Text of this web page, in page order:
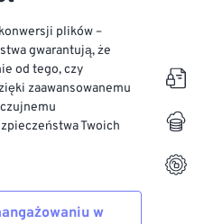
plików –
gwarantują, że
od tego, czy
zaawansowanemu
Twoich
w